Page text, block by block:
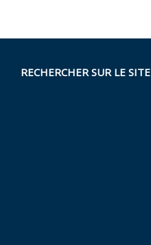
RECHERCHER SUR LE SITE